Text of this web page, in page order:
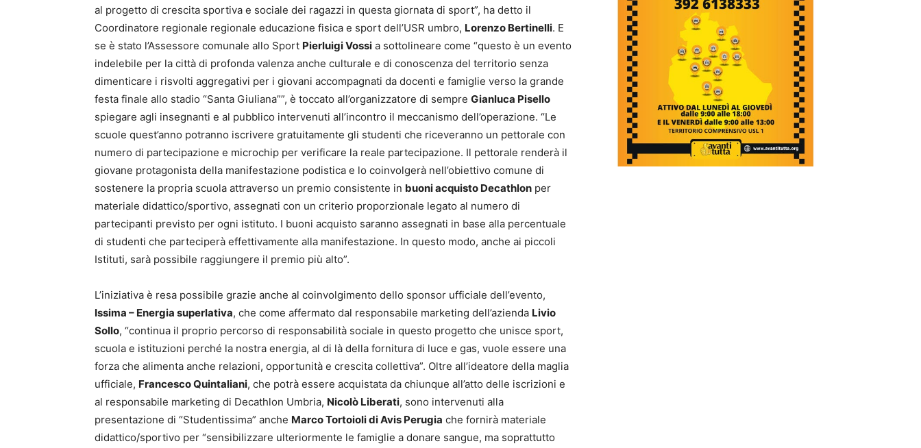
al progetto di crescita sportiva e sociale dei ragazzi in questa giornata di sport”, ha detto il
Coordinatore regionale regionale educazione fisica e sport dell’USR umbro, Lorenzo Bertinelli. E
se è stato l’Assessore comunale allo Sport Pierluigi Vossi a sottolineare come “questo è un evento
indelebile per la città di profonda valenza anche culturale e di conoscenza del territorio senza
dimenticare i risvolti aggregativi per i giovani accompagnati da docenti e famiglie verso la grande
festa finale allo stadio “Santa Giuliana””, è toccato all’organizzatore di sempre Gianluca Pisello
spiegare agli insegnanti e al pubblico intervenuti all’incontro il meccanismo dell’operazione. “Le
scuole quest’anno potranno iscrivere gratuitamente gli studenti che riceveranno un pettorale con
numero di partecipazione e microchip per verificare la reale partecipazione. Il pettorale renderà il
giovane protagonista della manifestazione podistica e lo coinvolgerà nell’obiettivo comune di
sostenere la propria scuola attraverso un premio consistente in buoni acquisto Decathlon per
materiale didattico/sportivo, assegnati con un criterio proporzionale legato al numero di
partecipanti previsto per ogni istituto. I buoni acquisto saranno assegnati in base alla percentuale
di studenti che parteciperà effettivamente alla manifestazione. In questo modo, anche ai piccoli
Istituti, sarà possibile raggiungere il premio più alto”.
L’iniziativa è resa possibile grazie anche al coinvolgimento dello sponsor ufficiale dell’evento,
Issima – Energia superlativa, che come affermato dal responsabile marketing dell’azienda Livio
Sollo, “continua il proprio percorso di responsabilità sociale in questo progetto che unisce sport,
scuola e istituzioni perché la nostra energia, al di là della fornitura di luce e gas, vuole essere una
forza che alimenta anche relazioni, opportunità e crescita collettiva”. Oltre all’ideatore della maglia
ufficiale, Francesco Quintaliani, che potrà essere acquistata da chiunque all’atto delle iscrizioni e
al responsabile marketing di Decathlon Umbria, Nicolò Liberati, sono intervenuti alla
presentazione di “Studentissima” anche Marco Tortoioli di Avis Perugia che fornirà materiale
didattico/sportivo per “sensibilizzare ulteriormente le famiglie a donare sangue, ma soprattutto